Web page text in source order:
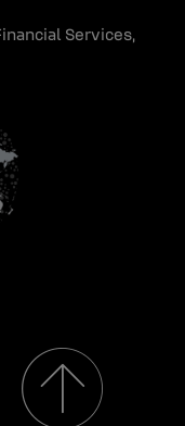
Services,